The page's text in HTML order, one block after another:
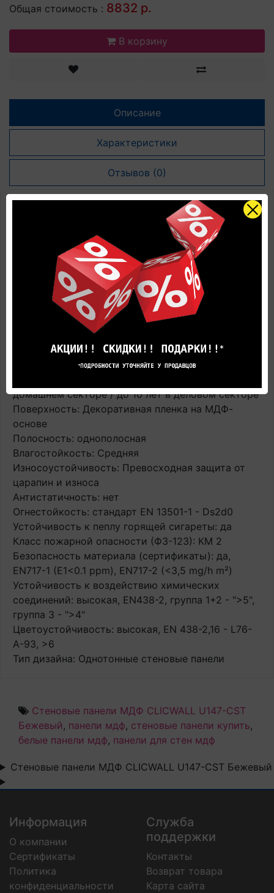
Общая стоимость : 8832 р.
В корзину
Описание
Характеристики
Отзывов (0)
Стеновые панели МДФ CLICWALL
U147-CST Бежевый по цене
производителя
Страна производства: Бельгия
Завод производителя: UNILIN (Бельгия)
Наличие: Есть в наличии
Размеры: 2785 мм х 10 мм х 618 мм
Количество в упаковке: 3,442 м2 / 2 панели
Вес упаковки (для мерных покрытий м2): 13.72 кг
Замковая система: UNICLIC - запатентованная
замковая система
домашнем секторе / до 10 лет в деловом секторе
Поверхность: Декоративная пленка на МДФ-
основе
Полосность: однополосная
Влагостойкость: Средняя
Износоустойчивость: Превосходная защита от
царапин и износа
Антистатичность: нет
Огнестойкость: стандарт EN 13501-1 - Ds2d0
Устойчивость к пеплу горящей сигареты: да
Класс пожарной опасности (ФЗ-123): КМ 2
Безопасность материала (сертификаты): да,
EN717-1 (E1<0.1 ppm), EN717-2 (<3,5 mg/h m²)
Устойчивость к воздействию химических
соединений: высокая, EN438-2, группа 1+2 - ">5",
группа 3 - ">4"
Цветоустойчивость: высокая, EN 438-2,16 - L76-
A-93, >6
Тип дизайна: Однотонные стеновые панели
Стеновые панели МДФ CLICWALL U147-CST
Бежевый, панели мдф, стеновые панели купить,
белые панели мдф, панели для стен мдф
Стеновые панели МДФ CLICWALL U147-CST Бежевый
Информация
О компании
Сертификаты
Политика
конфиденциальности
Служба
поддержки
Контакты
Возврат товара
Карта сайта